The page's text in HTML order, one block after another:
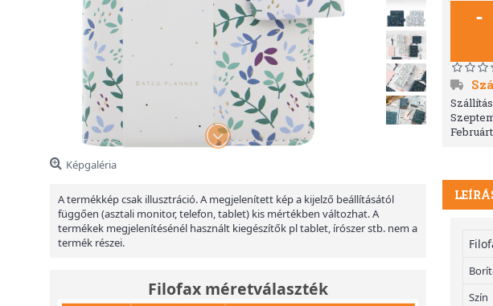
Képgaléria
A termékkép csak illusztráció. A megjelenített kép a kijelző beállításától
függően (asztali monitor, telefon, tablet) kis mértékben változhat. A
termékek megjelenítésénél használt kiegészítők pl tablet, írószer stb. nem a
termék részei.
Filofax méretválaszték
-
Szín